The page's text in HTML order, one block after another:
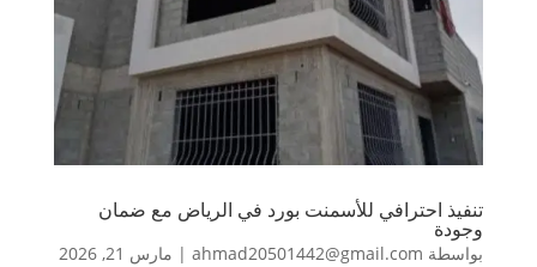
تنفيذ احترافي للأسمنت بورد في الرياض مع ضمان
وجودة
بواسطة ahmad20501442@gmail.com
| مارس 21, 2026